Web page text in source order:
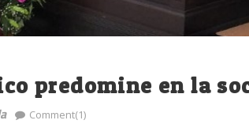
predomine en la
Comment(1)